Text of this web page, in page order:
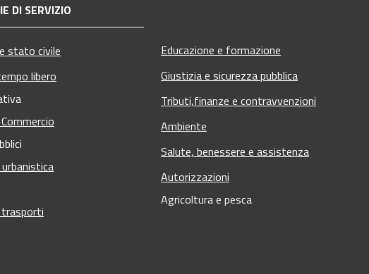
DI SERVIZIO
stato civile
libero
Educazione e formazione
Giustizia e sicurezza pubblica
Tributi,finanze e contravvenzioni
Ambiente
Salute, benessere e assistenza
Autorizzazioni
Agricoltura e pesca